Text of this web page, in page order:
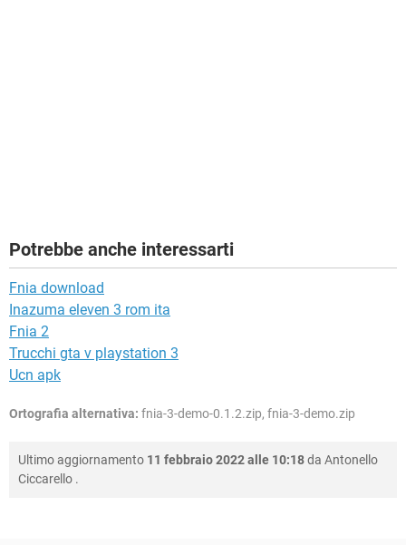
Potrebbe anche interessarti
Fnia download
Inazuma eleven 3 rom ita
Fnia 2
Trucchi gta v playstation 3
Ucn apk
Ortografia alternativa: fnia-3-demo-0.1.2.zip, fnia-3-demo.zip
Ultimo aggiornamento 11 febbraio 2022 alle 10:18da Antonello
Ciccarello .